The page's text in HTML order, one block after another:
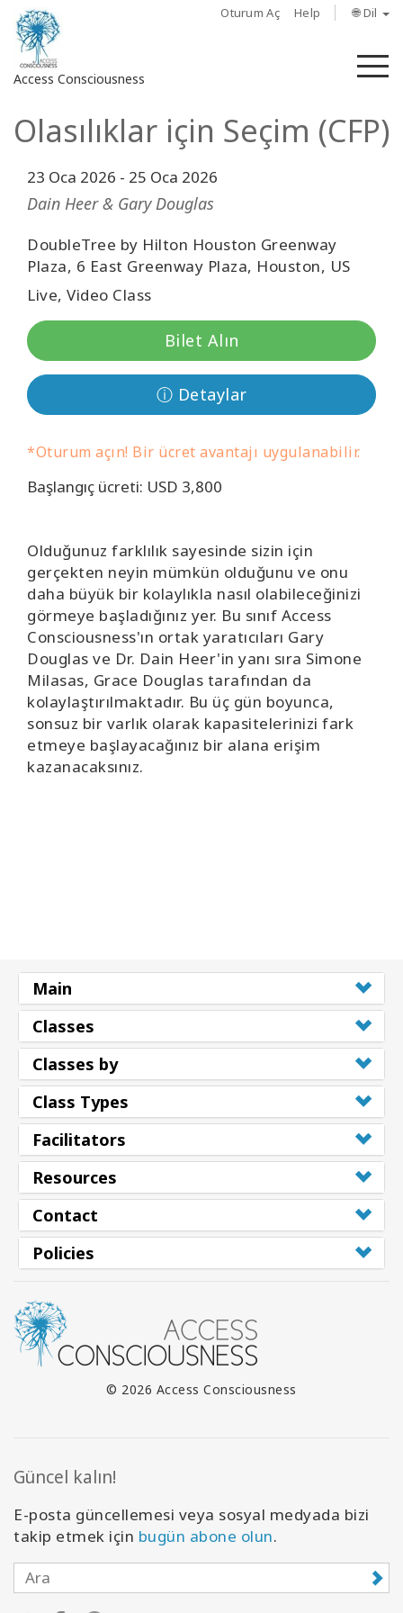
Oturum Aç Help 🌐 Dil
Access Consciousness
Hesabınızda
açın
Access
Bölgeler
Sınıflar
Kolaylaştırıcılar
Mutluluğunuzu
Açın
İLETIŞIM
ARA
Olasılıklar için Seçim (CFP)
23 Oca 2026 - 25 Oca 2026
Dain Heer & Gary Douglas
DoubleTree by Hilton Houston Greenway
Plaza, 6 East Greenway Plaza, Houston, US
Live, Video Class
Bilet Alın
ⓘ Detaylar
*Oturum açın! Bir ücret avantajı uygulanabilir.
Başlangıç ücreti: USD 3,800
Olduğunuz farklılık sayesinde sizin için
gerçekten neyin mümkün olduğunu ve onu
daha büyük bir kolaylıkla nasıl olabileceğinizi
görmeye başladığınız yer. Bu sınıf Access
Consciousness'ın ortak yaratıcıları Gary
Douglas ve Dr. Dain Heer'in yanı sıra Simone
Milasas, Grace Douglas tarafından da
kolaylaştırılmaktadır. Bu üç gün boyunca,
sonsuz bir varlık olarak kapasitelerinizi fark
etmeye başlayacağınız bir alana erişim
kazanacaksınız.
Main
Classes
Classes by
Class Types
Facilitators
Resources
Contact
Policies
© 2026 Access Consciousness
Güncel kalın!
E-posta güncellemesi veya sosyal medyada bizi
takip etmek için bugün abone olun.